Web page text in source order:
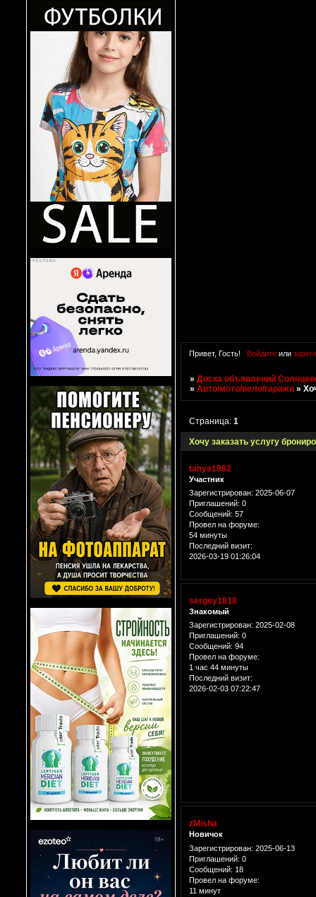
Привет, Гость! Войдитеили
»Доска объявлений
»Авто/мото/вело/гаражи »
Хочу заказать услугу
Страница:1
tanya1982
Участник
Зарегистрирован: 2025-06-07
Приглашений: 0
Сообщений: 57
Провел на форуме:
54 минуты
Последний визит:
2026-03-19 01:26:04
sergey1818
Знакомый
Зарегистрирован: 2025-02-08
Приглашений: 0
Сообщений: 94
Провел на форуме:
1 час 44 минуты
Последний визит:
2026-02-03 07:22:47
zMisha
Новичок
Зарегистрирован: 2025-06-13
Приглашений: 0
Сообщений: 18
Провел на форуме:
11 минут